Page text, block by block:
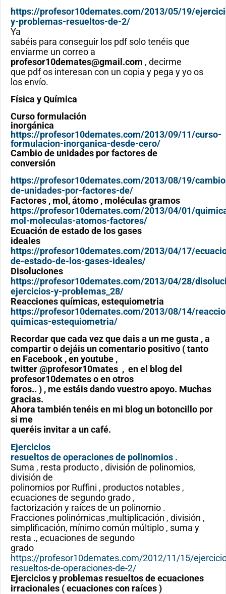
https://profesor10demates.com/2013/05/19/
y-problemas-resueltos-de-2/
Ya
sabéis para conseguir los pdf solo tenéis que
enviarme un correo a
profesor10demates@gmail.com , decirme
que pdf os interesan con un copia y pega y yo os
los envío.
Física y Química
Curso formulación
inorgánica
https://profesor10demates.com/2013/09/11/curso-
formulacion-inorganica-desde-cero/
Cambio de unidades por factores de
conversión
https://profesor10demates.com/2013/08/19/
de-unidades-por-factores-de/
Factores , mol, átomo , moléculas gramos
https://profesor10demates.com/2013/04/01/
mol-moleculas-atomos-factores/
Ecuación de estado de los gases
ideales
https://profesor10demates.com/2013/04/17/
de-estado-de-los-gases-ideales/
Disoluciones
https://profesor10demates.com/2013/04/28/
ejercicios-y-problemas_28/
Reacciones químicas, estequiometria
https://profesor10demates.com/2013/08/14/
quimicas-estequiometria/
Recordar que cada vez que dais a un me gusta , a
compartir o dejáis un comentario positivo ( tanto
en Facebook , en youtube ,
twitter @profesor10mates , en el blog del
profesor10demates o en otros
foros.. ) , me estáis dando vuestro apoyo. Muchas
gracias.
Ahora también tenéis en mi blog un botoncillo por
si me
queréis invitar a un café.
Ejercicios
resueltos de operaciones de polinomios .
Suma , resta producto , división de polinomios,
división de
polinomios por Ruffini , productos notables ,
ecuaciones de segundo grado ,
factorización y raíces de un polinomio .
Fracciones polinómicas ,multiplicación , división ,
simplificación, mínimo común múltiplo , suma y
resta ., ecuaciones de segundo
grado
https://profesor10demates.com/2012/11/15/
resueltos-de-operaciones-de-2/
Ejercicios y problemas resueltos de ecuaciones
irracionales ( ecuaciones con raíces )